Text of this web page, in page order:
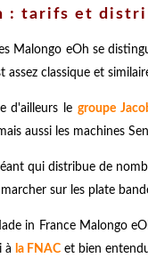
: tarifs et
Malongo eOh se
assez classique et
d'ailleurs le groupe
aussi les machines
qui distribue de
sur les plate
in France Malongo
à la FNAC et bien